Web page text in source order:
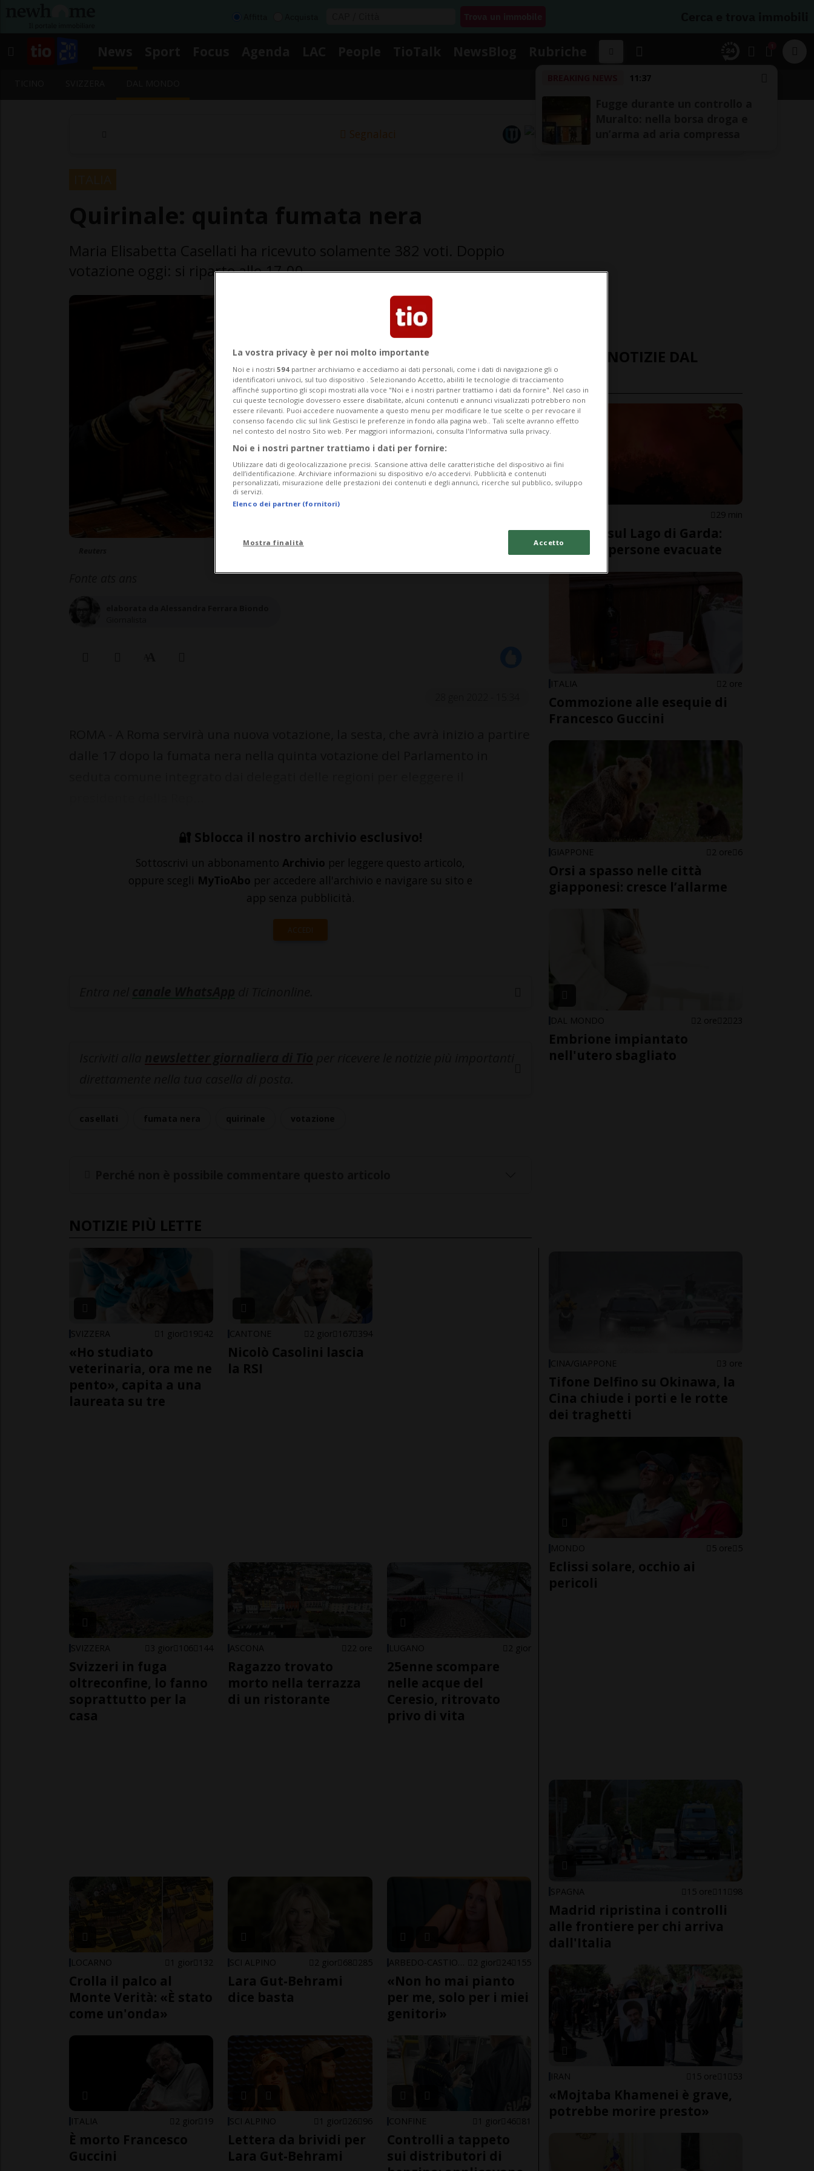
11:37
Segnalaci
votazione oggi: si riparte alle 17.00
🔐 Sblocca il nostro archivio esclusivo!
Sottoscrivi un abbonamento Archivio per leggere questo articolo,
oppure scegli MyTioAbo per accedere all'archivio e navigare su sito e
app senza pubblicità.
ACCEDI
NOTIZIE PIÙ LETTE
SVIZZERA 1 gior 19 42
«Ho studiato
veterinaria, ora me ne
pento», capita a una
laureata su tre
CANTONE 2 gior 167 394
Nicolò Casolini lascia
la RSI
SVIZZERA 3 gior 106 144
Svizzeri in fuga
oltreconfine, lo fanno
soprattutto per la
casa
ASCONA 22 ore
Ragazzo trovato
morto nella terrazza
di un ristorante
LUGANO 2 gior
25enne scompare
nelle acque del
Ceresio, ritrovato
privo di vita
LOCARNO 1 gior 132
Crolla il palco al
Monte Verità: «È stato
come un'onda»
SCI ALPINO 2 gior 68 285
Lara Gut-Behrami
dice basta
2 gior 24 155
«Non ho mai pianto
per me, solo per i miei
genitori»
ITALIA 2 gior 19
È morto Francesco
Guccini
SCI ALPINO 1 gior 26 96
Lettera da brividi per
Lara Gut-Behrami
CONFINE 1 gior 46 81
Controlli a tappeto
sui distributori di
ULTIME NOTIZIE DAL
MONDO
29 min
Incendio sul Lago di Garda:
oltre 200 persone evacuate
ITALIA 2 ore
Commozione alle esequie di
Francesco Guccini
GIAPPONE 2 ore 6
Orsi a spasso nelle città
giapponesi: cresce l’allarme
DAL MONDO 2 ore 2 23
Embrione impiantato
nell'utero sbagliato
CINA/GIAPPONE 3 ore
Tifone Delfino su Okinawa, la
Cina chiude i porti e le rotte
dei traghetti
MONDO 5 ore 5
Eclissi solare, occhio ai
pericoli
SPAGNA 15 ore 11 98
Madrid ripristina i controlli
alle frontiere per chi arriva
dall'Italia
IRAN 15 ore 1 53
«Mojtaba Khamenei è grave,
potrebbe morire presto»
La vostra privacy è per noi molto importante
Noi e i nostri 594 partner archiviamo e accediamo ai dati personali, come i dati di navigazione gli o
identificatori univoci, sul tuo dispositivo . Selezionando Accetto, abiliti le tecnologie di tracciamento
affinché supportino gli scopi mostrati alla voce "Noi e i nostri partner trattiamo i dati da fornire". Nel caso in
cui queste tecnologie dovessero essere disabilitate, alcuni contenuti e annunci visualizzati potrebbero non
essere rilevanti. Puoi accedere nuovamente a questo menu per modificare le tue scelte o per revocare il
consenso facendo clic sul link Gestisci le preferenze in fondo alla pagina web.. Tali scelte avranno effetto
nel contesto del nostro Sito web. Per maggiori informazioni, consulta l'Informativa sulla privacy.
Noi e i nostri partner trattiamo i dati per fornire:
Utilizzare dati di geolocalizzazione precisi. Scansione attiva delle caratteristiche del dispositivo ai fini
dell’identificazione. Archiviare informazioni su dispositivo e/o accedervi. Pubblicità e contenuti
personalizzati, misurazione delle prestazioni dei contenuti e degli annunci, ricerche sul pubblico, sviluppo
di servizi.
Elenco dei partner (fornitori)
Mostra finalità Accetto